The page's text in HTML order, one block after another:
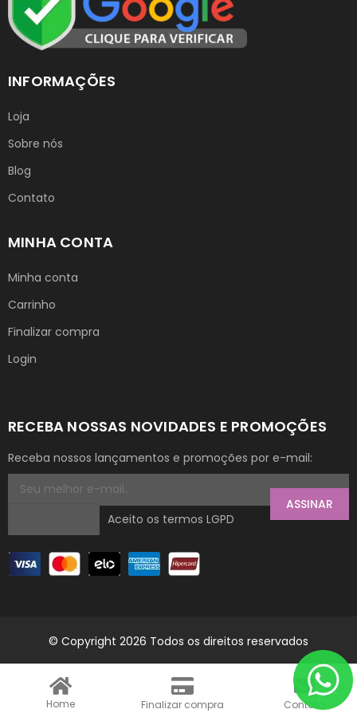
INFORMAÇÕES
Loja
Sobre nós
Blog
Contato
MINHA CONTA
Minha conta
Carrinho
Finalizar compra
Login
RECEBA NOSSAS NOVIDADES E PROMOÇÕES
Receba nossos lançamentos e promoções por e-mail:
ASSINAR
Aceito os termos LGPD
© Copyright 2026 Todos os direitos reservados
Home Finalizar compra Contato